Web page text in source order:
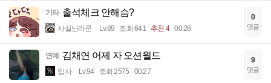
기타 출석체크 안해슴?
사실난라쿤 Lv.89 조회 641 추천 4 00:28
0
댓글
연예 김채연 어제 자 오션월드
입사 Lv.94 조회 2575 00:27
9
댓글